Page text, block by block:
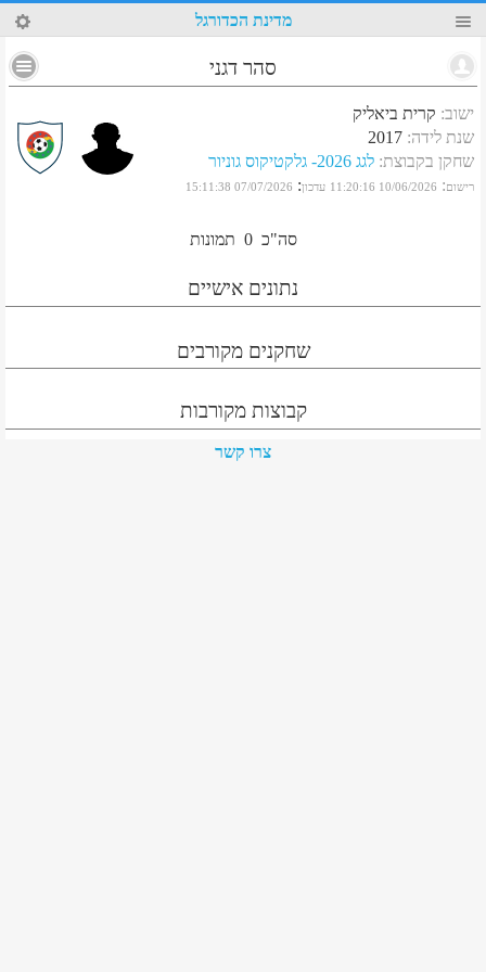
94 מדינת הכדורגל
סהר דגני
ישוב: קרית ביאליק
שנת לידה:
2017
שחקן בקבוצת: לגג 2026- גלקטיקוס גוניור
רישום:
10/06/2026 11:20:16 עדכון:
07/07/2026 15:11:38
סה"כ 0 תמונות
נתונים אישיים
שחקנים מקורבים
קבוצות מקורבות
צרו קשר